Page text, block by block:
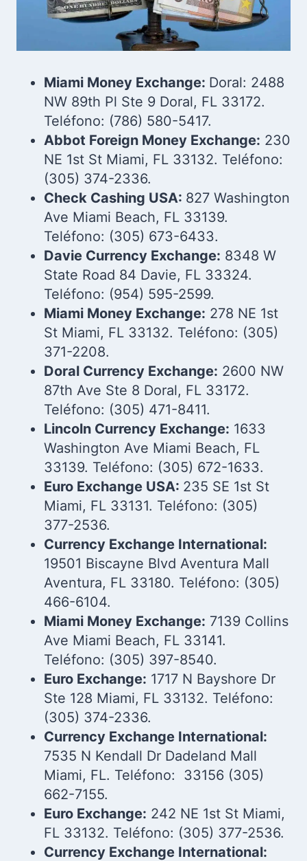
Miami Money Exchange: Doral: 2488
NW 89th Pl Ste 9 Doral, FL 33172.
Teléfono: (786) 580-5417.
Abbot Foreign Money Exchange: 230
NE 1st St Miami, FL 33132. Teléfono:
(305) 374-2336.
Check Cashing USA: 827 Washington
Ave Miami Beach, FL 33139.
Teléfono: (305) 673-6433.
Davie Currency Exchange: 8348 W
State Road 84 Davie, FL 33324.
Teléfono: (954) 595-2599.
Miami Money Exchange: 278 NE 1st
St Miami, FL 33132. Teléfono: (305)
371-2208.
Doral Currency Exchange: 2600 NW
87th Ave Ste 8 Doral, FL 33172.
Teléfono: (305) 471-8411.
Lincoln Currency Exchange: 1633
Washington Ave Miami Beach, FL
33139. Teléfono: (305) 672-1633.
Euro Exchange USA: 235 SE 1st St
Miami, FL 33131. Teléfono: (305)
377-2536.
Currency Exchange International:
19501 Biscayne Blvd Aventura Mall
Aventura, FL 33180. Teléfono: (305)
466-6104.
Miami Money Exchange: 7139 Collins
Ave Miami Beach, FL 33141.
Teléfono: (305) 397-8540.
Euro Exchange: 1717 N Bayshore Dr
Ste 128 Miami, FL 33132. Teléfono:
(305) 374-2336.
Currency Exchange International:
7535 N Kendall Dr Dadeland Mall
Miami, FL. Teléfono: 33156 (305)
662-7155.
Euro Exchange: 242 NE 1st St Miami,
FL 33132. Teléfono: (305) 377-2536.
Currency Exchange International: